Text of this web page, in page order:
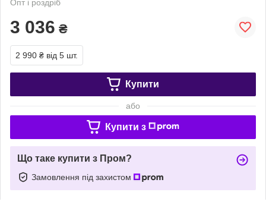
Опт і роздріб
3 036 ₴
2 990 ₴ від 5 шт.
Купити
або
Купити з
Що таке купити з Пром?
Замовлення під захистом